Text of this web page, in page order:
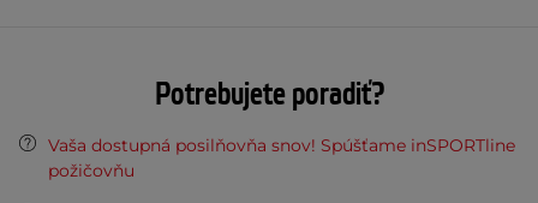
Potrebujete poradiť?
Vaša dostupná posilňovňa snov! Spúšťame inSPORTline
požičovňu